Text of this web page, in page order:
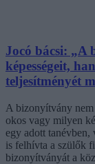
Jocó bácsi: „A
képességeit,
teljesítményét
A bizonyítvány
okos vagy milyen
egy adott tanévben,
is felhívta a szülők
bizonyítványát a